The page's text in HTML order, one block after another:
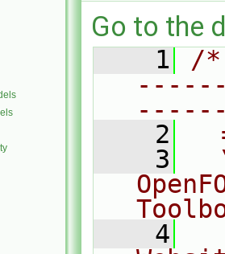
Go to the
    1
/
    2
    3
    4